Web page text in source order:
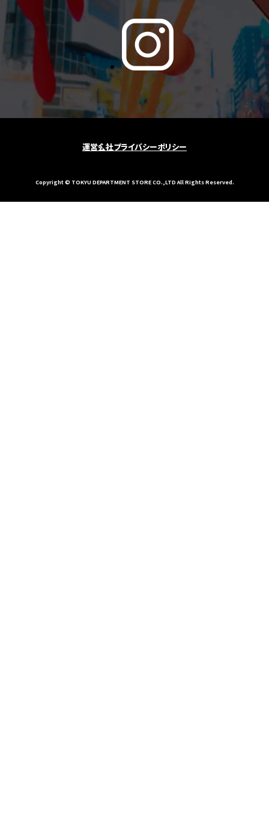
運営会社プライバシーポリシー
Copyright © TOKYU DEPARTMENT STORE CO.,LTD All Rights Reserved.